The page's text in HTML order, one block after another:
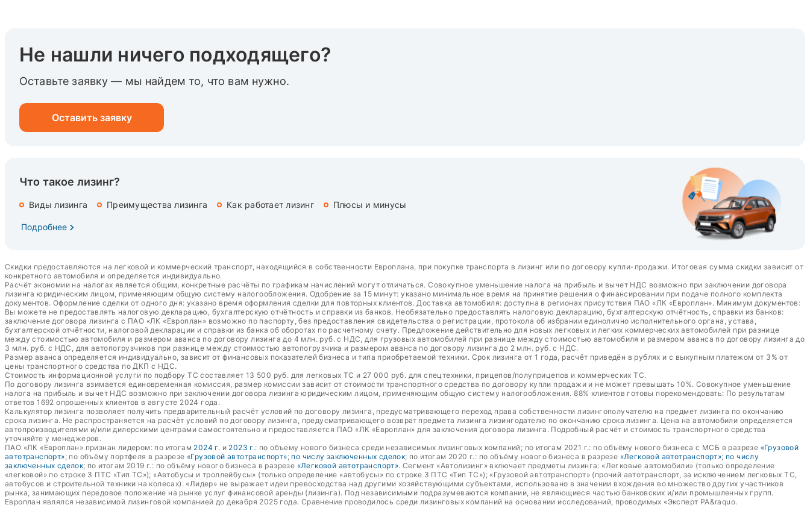
Не нашли ничего подходящего?
Оставьте заявку — мы найдем то, что вам нужно.
Оставить заявку
Что такое лизинг?
Виды лизинга Преимущества лизинга Как работает лизинг Плюсы и минусы
Подробнее
Скидки предоставляются на легковой и коммерческий транспорт, находящийся в собственности Европлана, при покупке транспорта в лизинг или по договору купли-продажи. Итоговая сумма скидки зависит от
конкретного автомобиля и определяется индивидуально.
Расчёт экономии на налогах является общим, конкретные расчёты по графикам начислений могут отличаться. Совокупное уменьшение налога на прибыль и вычет НДС возможно при заключении договора
лизинга юридическим лицом, применяющим общую систему налогообложения. Одобрение за 15 минут: указано минимальное время на принятие решения о финансировании при подаче полного комплекта
документов. Оформление сделки от одного дня: указано время оформления сделки для повторных клиентов. Доставка автомобиля: доступна в регионах присутствия ПАО «ЛК «Европлан». Минимум документов:
Вы можете не предоставлять налоговую декларацию, бухгалтерскую отчётность и справки из банков. Необязательно предоставлять налоговую декларацию, бухгалтерскую отчётность, справки из банков:
заключение договора лизинга с ПАО «ЛК «Европлан» возможно по паспорту, без предоставления свидетельства о регистрации, протокола об избрании единолично исполнительного органа, устава,
бухгалтерской отчётности, налоговой декларации и справки из банка об оборотах по расчетному счету. Предложение действительно для новых легковых и легких коммерческих автомобилей при разнице
между стоимостью автомобиля и размером аванса по договору лизинга до 4 млн. руб. с НДС, для грузовых автомобилей при разнице между стоимостью автомобиля и размером аванса по договору лизинга до
3 млн. руб. с НДС, для автопогрузчиков при разнице между стоимостью автопогрузчика и размером аванса по договору лизинга до 2 млн. руб. с НДС.
Размер аванса определяется индивидуально, зависит от финансовых показателей бизнеса и типа приобретаемой техники. Срок лизинга от 1 года, расчёт приведён в рублях и с выкупным платежом от 3% от
цены транспортного средства по ДКП с НДС.
Стоимость информационной услуги по подбору ТС составляет 13 500 руб. для легковых ТС и 27 000 руб. для спецтехники, прицепов/полуприцепов и коммерческих ТС.
По договору лизинга взимается единовременная комиссия, размер комиссии зависит от стоимости транспортного средства по договору купли продажи и не может превышать 10%. Совокупное уменьшение
налога на прибыль и вычет НДС возможно при заключении договора лизинга юридическим лицом, применяющим общую систему налогообложения. 88% клиентов готовы порекомендовать: По результатам
ответов 1692 опрошенных клиентов в августе 2024 года.
Калькулятор лизинга позволяет получить предварительный расчёт условий по договору лизинга, предусматривающего переход права собственности лизингополучателю на предмет лизинга по окончанию
срока лизинга. Не распространяется на расчёт условий по договору лизинга, предусматривающего возврат предмета лизинга лизингодателю по окончанию срока лизинга. Цена на автомобили определяется
автопроизводителями и/или дилерскими центрами самостоятельно и предоставляется ПАО «ЛК «Европлан» для заключения договора лизинга. Подробный расчёт и стоимость транспортного средства
уточняйте у менеджеров.
ПАО «ЛК «Европлан» признан лидером: по итогам 2024 г. и 2023 г.: по объему нового бизнеса среди независимых лизинговых компаний; по итогам 2021 г.: по объёму нового бизнеса с МСБ в разрезе «Грузовой
автотранспорт»; по объёму портфеля в разрезе «Грузовой автотранспорт»; по числу заключенных сделок; по итогам 2020 г.: по объёму нового бизнеса в разрезе «Легковой автотранспорт»; по числу
заключенных сделок; по итогам 2019 г.: по объёму нового бизнеса в разрезе «Легковой автотранспорт». Сегмент «Автолизинг» включает предметы лизинга: «Легковые автомобили» (только определение
«легковой» по строке 3 ПТС «Тип ТС»); «Автобусы и троллейбусы» (только определение «автобусы» по строке 3 ПТС «Тип ТС»); «Грузовой автотранспорт» (прочий автотранспорт, за исключением легковых ТС,
автобусов и строительной техники на колесах). «Лидер» не выражает идеи превосходства над другими хозяйствующими субъектами, использовано в значении вхождения во множество других участников
рынка, занимающих передовое положение на рынке услуг финансовой аренды (лизинга). Под независимыми подразумеваются компании, не являющиеся частью банковских и/или промышленных групп.
Европлан являлся независимой лизинговой компанией до декабря 2025 года. Сравнение проводилось среди лизинговых компаний на основании исследований, проводимых «Эксперт РА&raquo.